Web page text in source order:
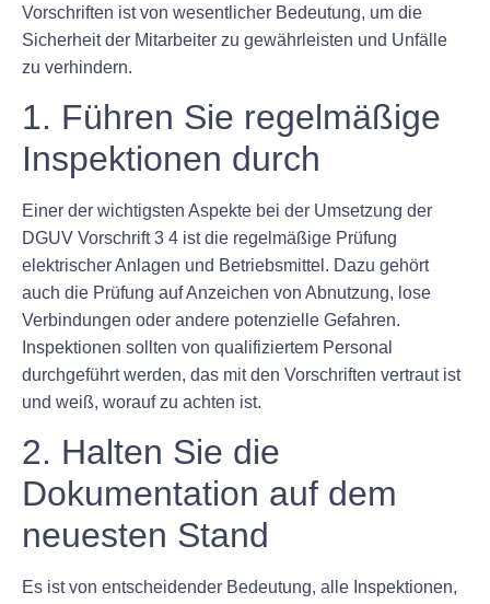
Vorschriften ist von wesentlicher Bedeutung, um die
Sicherheit der Mitarbeiter zu gewährleisten und Unfälle
zu verhindern.
1. Führen Sie regelmäßige
Inspektionen durch
Einer der wichtigsten Aspekte bei der Umsetzung der
DGUV Vorschrift 3 4 ist die regelmäßige Prüfung
elektrischer Anlagen und Betriebsmittel. Dazu gehört
auch die Prüfung auf Anzeichen von Abnutzung, lose
Verbindungen oder andere potenzielle Gefahren.
Inspektionen sollten von qualifiziertem Personal
durchgeführt werden, das mit den Vorschriften vertraut ist
und weiß, worauf zu achten ist.
2. Halten Sie die
Dokumentation auf dem
neuesten Stand
Es ist von entscheidender Bedeutung, alle Inspektionen,